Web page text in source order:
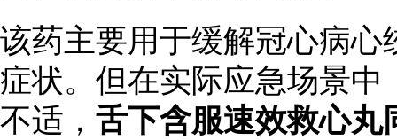
该药主要用于缓解冠心病
症状。但在实际应急场景
不适， 舌下含服速效救心丸